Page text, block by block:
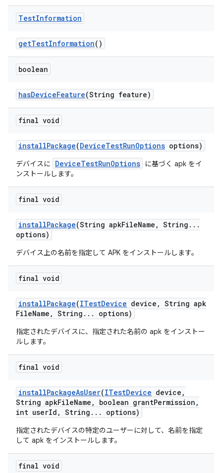
TestInformation
getTestInformation()
boolean
hasDeviceFeature(String feature)
final void
installPackage(DeviceTestRunOptions options)
デバイスに DeviceTestRunOptions
に基づく apk をイ
ンストールします。
final void
installPackage(String apkFileName , String . . .
options)
デバイス上の名前を指定して APK をインストールします。
final void
installPackage(ITestDevice device , String apk
FileName , String . . . options)
指定されたデバイスに、指定された名前の apk をインストー
ルします。
final void
installPackageAsUser(ITestDevice device ,
String apkFileName , boolean grantPermission ,
int userId , String . . . options)
指定されたデバイスの特定のユーザーに対して、名前を指定
して apk をインストールします。
final void